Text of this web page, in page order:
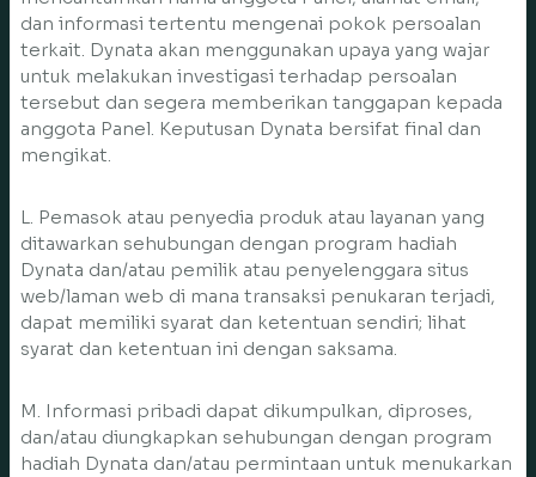
dan informasi tertentu mengenai pokok persoalan
terkait. Dynata akan menggunakan upaya yang wajar
untuk melakukan investigasi terhadap persoalan
tersebut dan segera memberikan tanggapan kepada
anggota Panel. Keputusan Dynata bersifat final dan
mengikat.
L. Pemasok atau penyedia produk atau layanan yang
ditawarkan sehubungan dengan program hadiah
Dynata dan/atau pemilik atau penyelenggara situs
web/laman web di mana transaksi penukaran terjadi,
dapat memiliki syarat dan ketentuan sendiri; lihat
syarat dan ketentuan ini dengan saksama.
M. Informasi pribadi dapat dikumpulkan, diproses,
dan/atau diungkapkan sehubungan dengan program
hadiah Dynata dan/atau permintaan untuk menukarkan